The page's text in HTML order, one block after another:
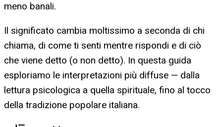
meno banali.
Il significato cambia moltissimo a seconda di chi
chiama, di come ti senti mentre rispondi e di ciò
che viene detto (o non detto). In questa guida
esploriamo le interpretazioni più diffuse — dalla
lettura psicologica a quella spirituale, fino al tocco
della tradizione popolare italiana.